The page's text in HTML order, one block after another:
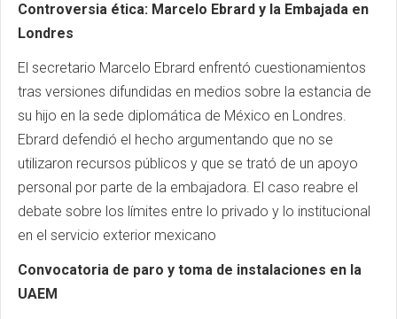
Controversia ética: Marcelo Ebrard y la Embajada en
Londres
El secretario Marcelo Ebrard enfrentó cuestionamientos
tras versiones difundidas en medios sobre la estancia de
su hijo en la sede diplomática de México en Londres.
Ebrard defendió el hecho argumentando que no se
utilizaron recursos públicos y que se trató de un apoyo
personal por parte de la embajadora. El caso reabre el
debate sobre los límites entre lo privado y lo institucional
en el servicio exterior mexicano
Convocatoria de paro y toma de instalaciones en la
UAEM